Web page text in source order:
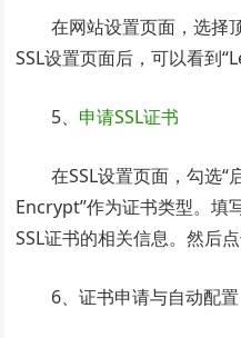
在网站设置页面，选择
SSL设置页面后，可以看到
5、 申请SSL证书
在SSL设置页面，勾选“
Encrypt”作为证书类型。填
SSL证书的相关信息。然后点
6、证书申请与自动配置